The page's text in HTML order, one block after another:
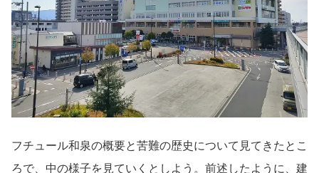
フチュール和泉の概要と苦難の歴史について見てきたとこ
ろで、中の様子を見ていくとしよう。前述したように、建